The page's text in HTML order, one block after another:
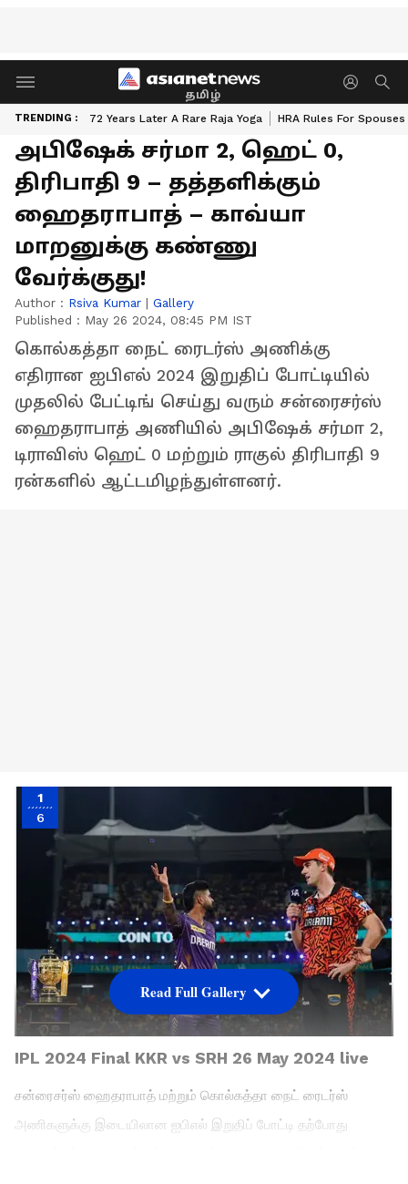
தமிழ்
TRENDING : 72 Years Later A Rare Raja Yoga HRA Rules For Spouses
அபிஷேக் சர்மா 2, ஹெட் 0,
திரிபாதி 9 – தத்தளிக்கும்
ஹைதராபாத் – காவ்யா
மாறனுக்கு கண்ணு
வேர்க்குது!
Author : Rsiva Kumar | Gallery
Published : May 26 2024, 08:45 PM IST
கொல்கத்தா நைட் ரைடர்ஸ் அணிக்கு
எதிரான ஐபிஎல் 2024 இறுதிப் போட்டியில்
முதலில் பேட்டிங் செய்து வரும் சன்ரைசர்ஸ்
ஹைதராபாத் அணியில் அபிஷேக் சர்மா 2,
டிராவிஸ் ஹெட் 0 மற்றும் ராகுல் திரிபாதி 9
ரன்களில் ஆட்டமிழந்துள்ளனர்.
1
6
IPL 2024 Final KKR vs SRH 26 May 2024 live
சன்ரைசர்ஸ் ஹைதராபாத் மற்றும் கொல்கத்தா நைட் ரைடர்ஸ்
அணிகளுக்கு இடையிலான ஐபிஎல் இறுதிப் போட்டி தற்போது
Read Full Gallery